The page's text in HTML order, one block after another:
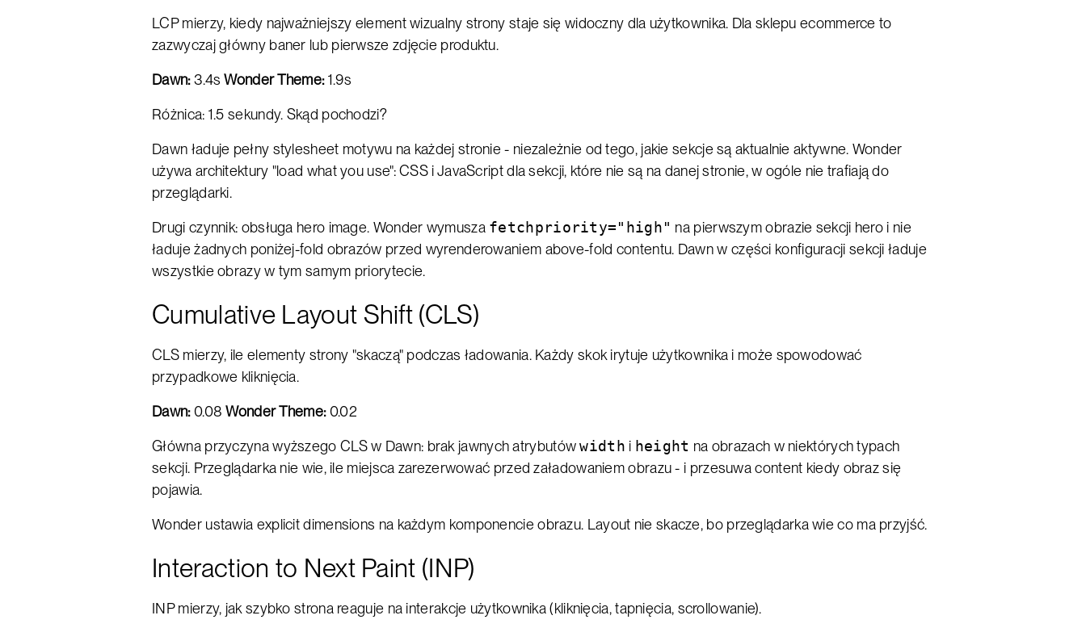
LCP mierzy, kiedy najważniejszy element wizualny strony staje się widoczny dla użytkownika. Dla sklepu ecommerce to
zazwyczaj główny baner lub pierwsze zdjęcie produktu.
Dawn:3.4sWonder Theme:1.9s
Różnica: 1.5 sekundy. Skąd pochodzi?
Dawn ładuje pełny stylesheet motywu na każdej stronie - niezależnie od tego, jakie sekcje są aktualnie aktywne. Wonder
używa architektury "load what you use": CSS i JavaScript dla sekcji, które nie są na danej stronie, w ogóle nie trafiają do
przeglądarki.
Drugi czynnik: obsługa hero image. Wonder wymusza fetchpriority="high" na pierwszym obrazie sekcji hero i nie
ładuje żadnych poniżej-fold obrazów przed wyrenderowaniem above-fold contentu. Dawn w części konfiguracji sekcji ładuje
wszystkie obrazy w tym samym priorytecie.
Cumulative Layout Shift (CLS)
CLS mierzy, ile elementy strony "skaczą" podczas ładowania. Każdy skok irytuje użytkownika i może spowodować
przypadkowe kliknięcia.
Dawn:0.08Wonder Theme:0.02
Główna przyczyna wyższego CLS w Dawn: brak jawnych atrybutówwidth i height na obrazach w niektórych typach
sekcji. Przeglądarka nie wie, ile miejsca zarezerwować przed załadowaniem obrazu - i przesuwa content kiedy obraz się
pojawia.
Wonder ustawia explicit dimensions na każdym komponencie obrazu. Layout nie skacze, bo przeglądarka wie co ma przyjść.
Interaction to Next Paint (INP)
INP mierzy, jak szybko strona reaguje na interakcje użytkownika (kliknięcia, tapnięcia, scrollowanie).